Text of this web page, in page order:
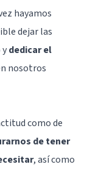
hayamos
dejar las
dedicar el
nosotros
como de
de tener
, así como